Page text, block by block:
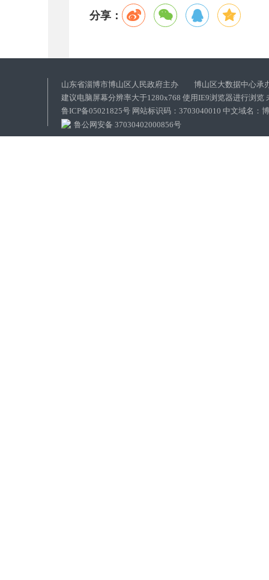
分享：
山东省淄博市博山区人民政府主办 博山区大数据中心承
建议电脑屏幕分辨率大于1280x768 使用IE9浏览器进行浏览
鲁ICP备05021825号 网站标识码：3703040010 中文域名：
鲁公网安备 37030402000856号